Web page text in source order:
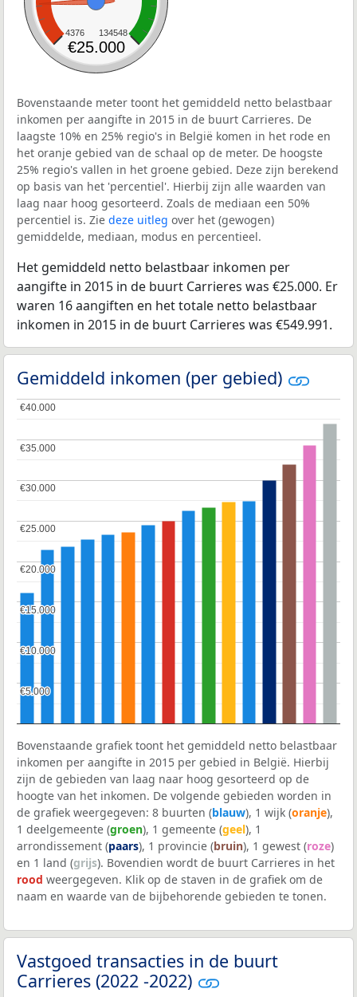
4376 134548
€25.000
Bovenstaande meter toont het gemiddeld netto belastbaar
inkomen per aangifte in 2015 in de buurt Carrieres. De
laagste 10% en 25% regio's in België komen in het rode en
het oranje gebied van de schaal op de meter. De hoogste
25% regio's vallen in het groene gebied. Deze zijn berekend
op basis van het 'percentiel'. Hierbij zijn alle waarden van
laag naar hoog gesorteerd. Zoals de mediaan een 50%
percentiel is. Zie deze uitleg over het (gewogen)
gemiddelde, mediaan, modus en percentieel.
Het gemiddeld netto belastbaar inkomen per
aangifte in 2015 in de buurt Carrieres was €25.000. Er
waren 16 aangiften en het totale netto belastbaar
inkomen in 2015 in de buurt Carrieres was €549.991.
Gemiddeld inkomen (per gebied)
€5.000
€5.000
€10.000
€10.000
€15.000
€15.000
€20.000
€20.000
€25.000
€25.000
€30.000
€30.000
€35.000
€35.000
€40.000
€40.000
Bovenstaande grafiek toont het gemiddeld netto belastbaar
inkomen per aangifte in 2015 per gebied in België. Hierbij
zijn de gebieden van laag naar hoog gesorteerd op de
hoogte van het inkomen. De volgende gebieden worden in
de grafiek weergegeven: 8 buurten (blauw), 1 wijk (oranje),
1 deelgemeente (groen), 1 gemeente (geel), 1
arrondissement (paars), 1 provincie (bruin), 1 gewest (roze)
en 1 land (grijs). Bovendien wordt de buurt Carrieres in het
rood weergegeven. Klik op de staven in de grafiek om de
naam en waarde van de bijbehorende gebieden te tonen.
Vastgoed transacties in de buurt
Carrieres (2022 -2022)